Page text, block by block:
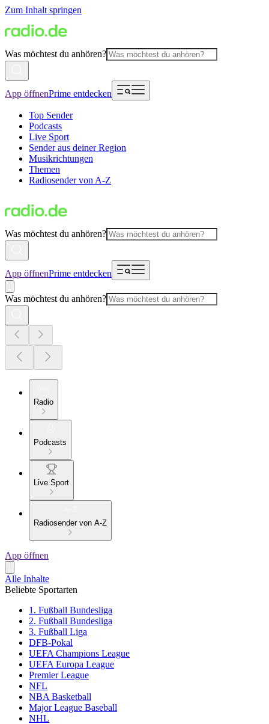
Zum Inhalt springen
Was möchtest du anhören?
App öffnenPrime entdecken
Top Sender
Podcasts
Live Sport
Sender aus deiner Region
Musikrichtungen
Themen
Radiosender von A-Z
Was möchtest du anhören?
App öffnenPrime entdecken
Was möchtest du anhören?
Radio
Podcasts
Live Sport
Radiosender von A-Z
App öffnen
Alle Inhalte
Beliebte Sportarten
1. Fußball Bundesliga
2. Fußball Bundesliga
3. Fußball Liga
DFB-Pokal
UEFA Champions League
UEFA Europa League
Premier League
NFL
NBA Basketball
Major League Baseball
NHL